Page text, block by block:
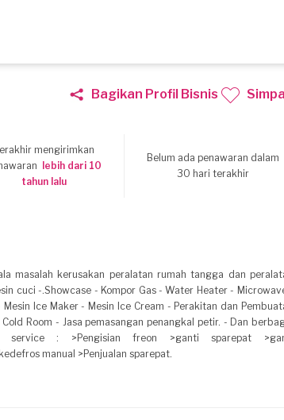
Bagikan Profil Bisnis
mengirimkan
lebih dari 10
tahun lalu
Belum ada penawaran dalam
30 hari terakhir
masalah kerusakan peralatan rumah tangga dan
cuci -.Showcase - Kompor Gas - Water Heater -
Ice Maker - Mesin Ice Cream - Perakitan dan
Room - Jasa pemasangan penangkal petir. - Dan
service : >Pengisian freon >ganti sparepat
manual >Penjualan sparepat.